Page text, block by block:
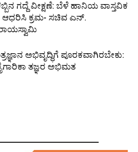
ಗದ್ದೆ ವೀಕ್ಷಣೆ: ಬೆಳೆ ಹಾನಿಯ ವಾಸ್ತವಿಕ
ಕ್ರಮ- ಸಚಿವ ಎನ್.
ಅಭಿವೃದ್ಧಿಗೆ ಪೂರಕವಾಗಿರಬೇಕು:
ತಜ್ಞರ ಅಭಿಮತ